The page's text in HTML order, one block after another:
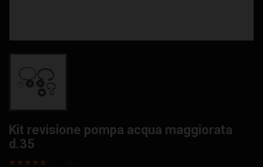
Kit revisione pompa acqua maggiorata
d.35